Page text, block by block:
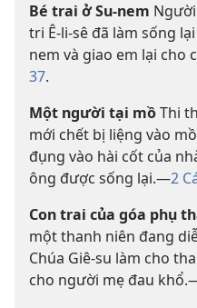
Bé trai ở Su-nem
tri Ê-li-sê đã làm sống
nem và giao em lại cho
37.
Một người tại mồThi
mới chết bị liệng vào
đụng vào hài cốt của
ông được sống lại.—2
Con trai của góa phụ
một thanh niên đang
Chúa Giê-su làm cho
cho người mẹ đau